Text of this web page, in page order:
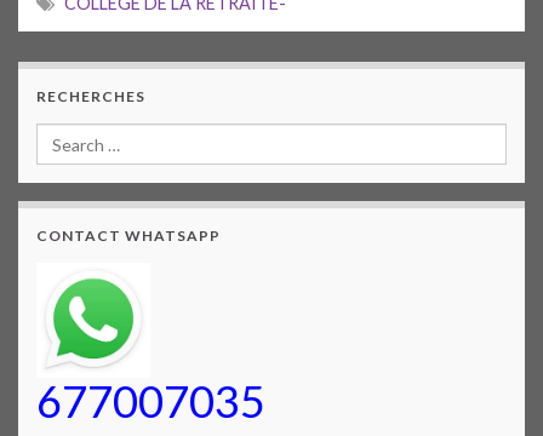
RECHERCHES
CONTACT WHATSAPP
677007035